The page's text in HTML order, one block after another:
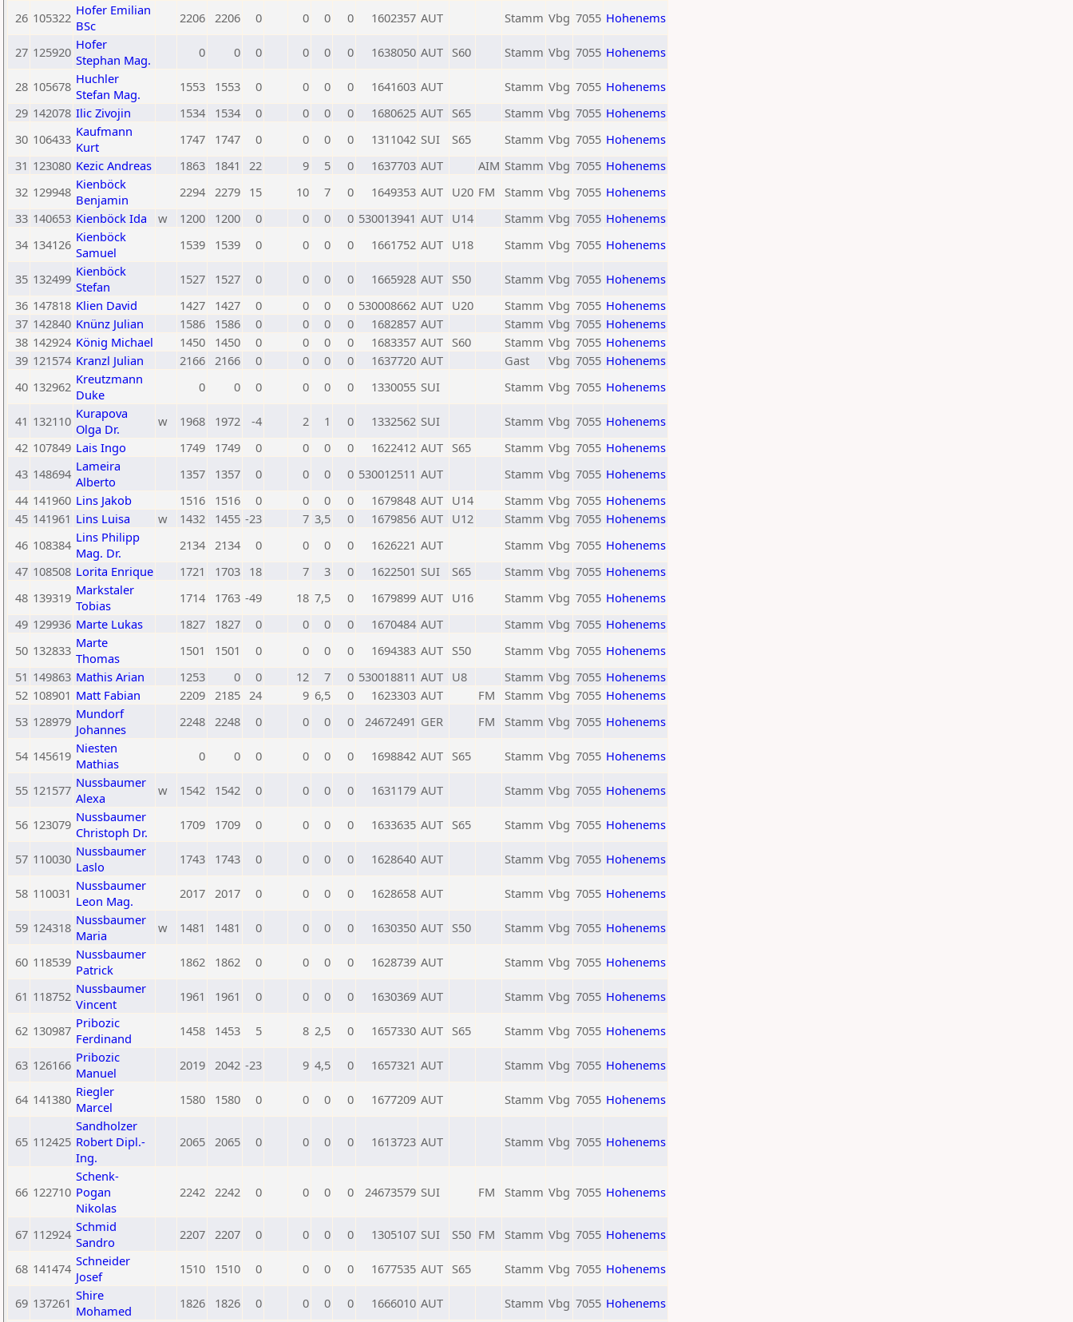
26 105322 Hofer Emilian
BSc
2206 2206 0 0 0 0 1602357 AUT Stamm Vbg 7055 Hohenems
27 125920 Hofer
Stephan Mag.
0 0 0 0 0 0 1638050 AUT S60 Stamm Vbg 7055 Hohenems
28 105678 Huchler
Stefan Mag.
1553 1553 0 0 0 0 1641603 AUT Stamm Vbg 7055 Hohenems
29 142078 Ilic Zivojin 1534 1534 0 0 0 0 1680625 AUT S65 Stamm Vbg 7055 Hohenems
30 106433 Kaufmann
Kurt
1747 1747 0 0 0 0 1311042 SUI S65 Stamm Vbg 7055 Hohenems
31 123080 Kezic Andreas 1863 1841 22 9 5 0 1637703 AUT AIM Stamm Vbg 7055 Hohenems
32 129948 Kienböck
Benjamin
2294 2279 15 10 7 0 1649353 AUT U20 FM Stamm Vbg 7055 Hohenems
33 140653 Kienböck Ida w 1200 1200 0 0 0 0 530013941 AUT U14 Stamm Vbg 7055 Hohenems
34 134126 Kienböck
Samuel
1539 1539 0 0 0 0 1661752 AUT U18 Stamm Vbg 7055 Hohenems
35 132499 Kienböck
Stefan
1527 1527 0 0 0 0 1665928 AUT S50 Stamm Vbg 7055 Hohenems
36 147818 Klien David 1427 1427 0 0 0 0 530008662 AUT U20 Stamm Vbg 7055 Hohenems
37 142840 Knünz Julian 1586 1586 0 0 0 0 1682857 AUT Stamm Vbg 7055 Hohenems
38 142924 König Michael 1450 1450 0 0 0 0 1683357 AUT S60 Stamm Vbg 7055 Hohenems
39 121574 Kranzl Julian 2166 2166 0 0 0 0 1637720 AUT Gast Vbg 7055 Hohenems
40 132962 Kreutzmann
Duke
0 0 0 0 0 0 1330055 SUI Stamm Vbg 7055 Hohenems
41 132110 Kurapova
Olga Dr.
w 1968 1972 -4 2 1 0 1332562 SUI Stamm Vbg 7055 Hohenems
42 107849 Lais Ingo 1749 1749 0 0 0 0 1622412 AUT S65 Stamm Vbg 7055 Hohenems
43 148694 Lameira
Alberto
1357 1357 0 0 0 0 530012511 AUT Stamm Vbg 7055 Hohenems
44 141960 Lins Jakob 1516 1516 0 0 0 0 1679848 AUT U14 Stamm Vbg 7055 Hohenems
45 141961 Lins Luisa w 1432 1455 -23 7 3,5 0 1679856 AUT U12 Stamm Vbg 7055 Hohenems
46 108384 Lins Philipp
Mag. Dr.
2134 2134 0 0 0 0 1626221 AUT Stamm Vbg 7055 Hohenems
47 108508 Lorita Enrique 1721 1703 18 7 3 0 1622501 SUI S65 Stamm Vbg 7055 Hohenems
48 139319 Markstaler
Tobias
1714 1763 -49 18 7,5 0 1679899 AUT U16 Stamm Vbg 7055 Hohenems
49 129936 Marte Lukas 1827 1827 0 0 0 0 1670484 AUT Stamm Vbg 7055 Hohenems
50 132833 Marte
Thomas
1501 1501 0 0 0 0 1694383 AUT S50 Stamm Vbg 7055 Hohenems
51 149863 Mathis Arian 1253 0 0 12 7 0 530018811 AUT U8 Stamm Vbg 7055 Hohenems
52 108901 Matt Fabian 2209 2185 24 9 6,5 0 1623303 AUT FM Stamm Vbg 7055 Hohenems
53 128979 Mundorf
Johannes
2248 2248 0 0 0 0 24672491 GER FM Stamm Vbg 7055 Hohenems
54 145619 Niesten
Mathias
0 0 0 0 0 0 1698842 AUT S65 Stamm Vbg 7055 Hohenems
55 121577 Nussbaumer
Alexa
w 1542 1542 0 0 0 0 1631179 AUT Stamm Vbg 7055 Hohenems
56 123079 Nussbaumer
Christoph Dr.
1709 1709 0 0 0 0 1633635 AUT S65 Stamm Vbg 7055 Hohenems
57 110030 Nussbaumer
Laslo
1743 1743 0 0 0 0 1628640 AUT Stamm Vbg 7055 Hohenems
58 110031 Nussbaumer
Leon Mag.
2017 2017 0 0 0 0 1628658 AUT Stamm Vbg 7055 Hohenems
59 124318 Nussbaumer
Maria
w 1481 1481 0 0 0 0 1630350 AUT S50 Stamm Vbg 7055 Hohenems
60 118539 Nussbaumer
Patrick
1862 1862 0 0 0 0 1628739 AUT Stamm Vbg 7055 Hohenems
61 118752 Nussbaumer
Vincent
1961 1961 0 0 0 0 1630369 AUT Stamm Vbg 7055 Hohenems
62 130987 Pribozic
Ferdinand
1458 1453 5 8 2,5 0 1657330 AUT S65 Stamm Vbg 7055 Hohenems
63 126166 Pribozic
Manuel
2019 2042 -23 9 4,5 0 1657321 AUT Stamm Vbg 7055 Hohenems
64 141380 Riegler
Marcel
1580 1580 0 0 0 0 1677209 AUT Stamm Vbg 7055 Hohenems
65 112425
Sandholzer
Robert Dipl.-
Ing.
2065 2065 0 0 0 0 1613723 AUT Stamm Vbg 7055 Hohenems
66 122710
Schenk-
Pogan
Nikolas
2242 2242 0 0 0 0 24673579 SUI FM Stamm Vbg 7055 Hohenems
67 112924 Schmid
Sandro
2207 2207 0 0 0 0 1305107 SUI S50 FM Stamm Vbg 7055 Hohenems
68 141474 Schneider
Josef
1510 1510 0 0 0 0 1677535 AUT S65 Stamm Vbg 7055 Hohenems
69 137261 Shire
Mohamed
1826 1826 0 0 0 0 1666010 AUT Stamm Vbg 7055 Hohenems